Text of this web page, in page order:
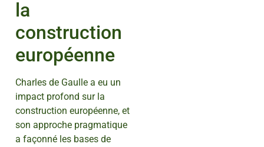
la
construction
européenne
Charles de Gaulle a eu un
impact profond sur la
construction européenne, et
son approche pragmatique
a façonné les bases de